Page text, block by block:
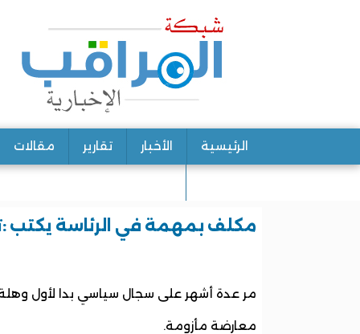
الرئيسية الأخبار تقارير مقالات
مكلف بمهمة في الرئاسة يكتب
مر عدة أشهر على سجال سياسي بدا لأول
معارضة مأزومة.